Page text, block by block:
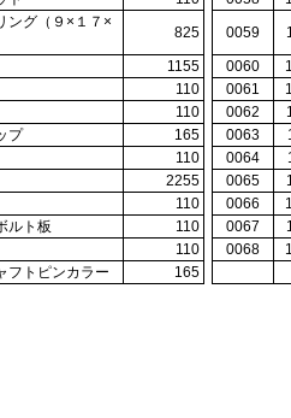
ング（９×１７×
825 0059
1155 0060
110 0061
110 0062
プ 165 0063
110 0064
2255 0065
110 0066
ルト板 110 0067
110 0068
フトピンカラー 165